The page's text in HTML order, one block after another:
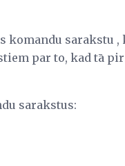
sarakstu ,
par to, kad tā
sarakstus: